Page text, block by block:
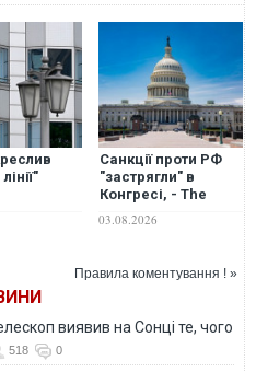
із ЄС
Санкції проти РФ
"застрягли" в
Конгресі, - The
Washington
03.08.2026
Правила коментування ! »
виявив на Сонці те, чого
518 0